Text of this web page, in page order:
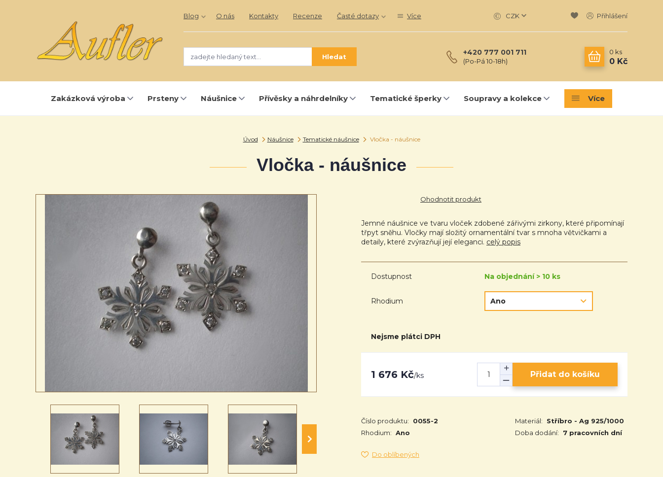
Blog O nás Kontakty Recenze Časté dotazy Více CZK Přihlášení
Hledat +420 777 001 711
(Po-Pá 10-18h)
0 ks
0 Kč
Zakázková výroba Prsteny Náušnice Přívěsky a náhrdelníky Tematické šperky Soupravy a kolekce Více
Úvod Náušnice Tematické náušnice Vločka - náušnice
Vločka - náušnice
Ohodnotit produkt
Jemné náušnice ve tvaru vloček zdobené zářivými zirkony, které připomínají
třpyt sněhu. Vločky mají složitý ornamentální tvar s mnoha větvičkami a
detaily, které zvýrazňují její eleganci. celý popis
Dostupnost Na objednání > 10 ks
Rhodium
Nejsme plátci DPH
1 676 Kč/ks Přidat do košíku
Číslo produktu: 0055-2 Materiál:
Stříbro - Ag 925/1000
Rhodium: Ano Doba dodání: 7 pracovních dní
Do oblíbených